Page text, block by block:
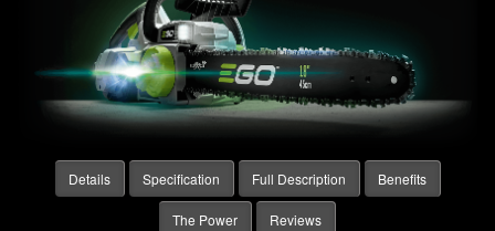
Details Specification Full Description Benefits
The Power Reviews